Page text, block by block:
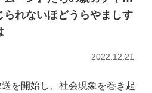
られないほどうらやましす
2022.12.21
を開始し、社会現象を巻き起